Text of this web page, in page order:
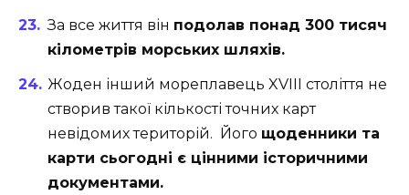
За все життя він подолав понад 300 тисяч
кілометрів морських шляхів.
Жоден інший мореплавець XVIII століття не
створив такої кількості точних карт
невідомих територій. Його щоденники та
карти сьогодні є цінними історичними
документами.